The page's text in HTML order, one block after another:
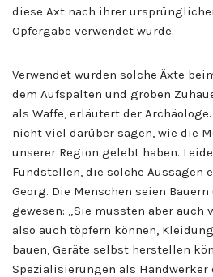
diese Axt nach ihrer
Opfergabe verwendet wurde.
Verwendet wurden solche Äxte
dem Aufspalten und groben
als Waffe, erläutert der
nicht viel darüber sagen, wie die
unserer Region gelebt haben.
Fundstellen, die solche Aussagen
Georg. Die Menschen seien
gewesen: „Sie mussten aber
also auch töpfern können,
bauen, Geräte selbst herstellen
Spezialisierungen als Handwerker